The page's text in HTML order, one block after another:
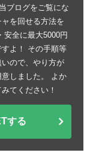
ブログをご覧にな
を回せる方法を
安全に最大5000円
よ！ その手順等
ので、やり方が
しました。 よか
てください！
する